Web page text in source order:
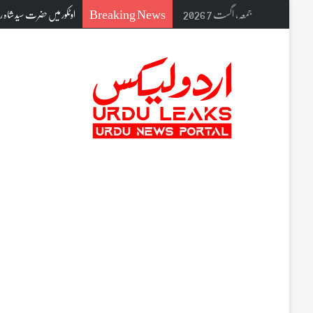
جمعہ, اگست 7 2026 Breaking News اوٹکور میں حضرت سید شاہ روشن